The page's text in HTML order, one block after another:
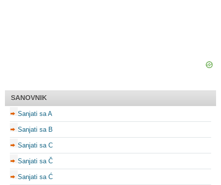
SANOVNIK
Sanjati sa A
Sanjati sa B
Sanjati sa C
Sanjati sa Č
Sanjati sa Ć